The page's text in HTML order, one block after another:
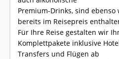
Premium-Drinks, sind ebenso
bereits im Reisepreis
Für Ihre Reise gestalten wir
Komplettpakete inklusive
Transfers und Flügen ab